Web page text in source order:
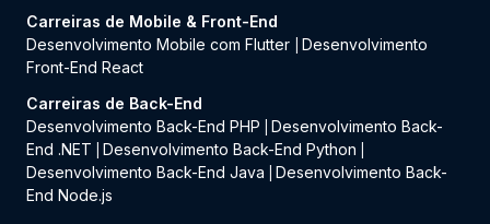
Carreiras de Mobile & Front-End
Desenvolvimento Mobile com Flutter
Desenvolvimento
Front-End React
Carreiras de Back-End
Desenvolvimento Back-End PHP
Desenvolvimento Back-
End .NET
Desenvolvimento Back-End Python
Desenvolvimento Back-End Java
Desenvolvimento Back-
End Node.js